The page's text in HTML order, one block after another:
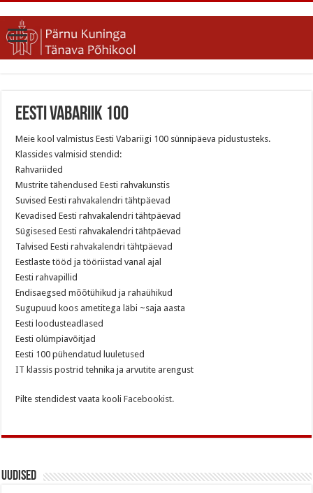
Eesti Vabariik 100
Meie kool valmistus Eesti Vabariigi 100 sünnipäeva pidustusteks.
Klassides valmisid stendid:
Rahvariided
Mustrite tähendused Eesti rahvakunstis
Suvised Eesti rahvakalendri tähtpäevad
Kevadised Eesti rahvakalendri tähtpäevad
Sügisesed Eesti rahvakalendri tähtpäevad
Talvised Eesti rahvakalendri tähtpäevad
Eestlaste tööd ja tööriistad vanal ajal
Eesti rahvapillid
Endisaegsed mõõtühikud ja rahaühikud
Sugupuud koos ametitega läbi ~saja aasta
Eesti loodusteadlased
Eesti olümpiavõitjad
Eesti 100 pühendatud luuletused
IT klassis postrid tehnika ja arvutite arengust
Pilte stendidest vaata kooliFacebookist.
Uudised